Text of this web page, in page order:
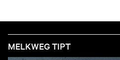
MELKWEG TIPT